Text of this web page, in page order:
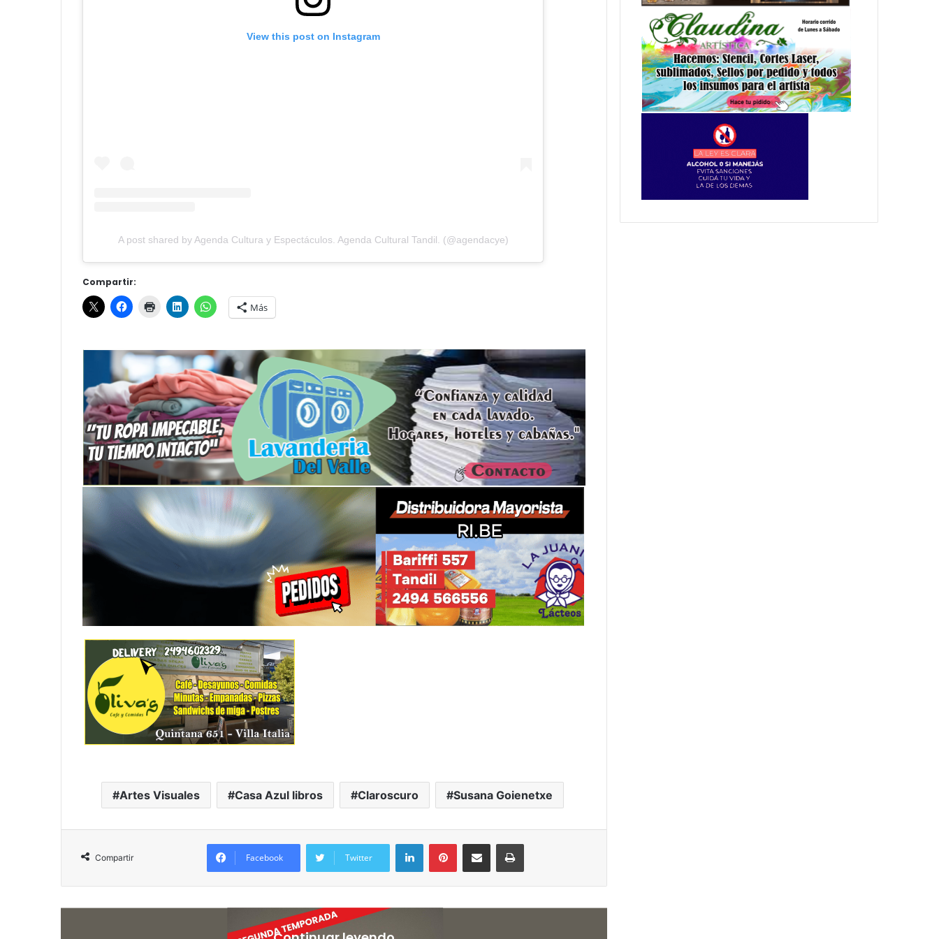
View this post on Instagram
A post shared by Agenda Cultura y Espectáculos. Agenda Cultural Tandil. (@agendacye)
Compartir:
Más
Artes Visuales Casa Azul libros Claroscuro Susana Goienetxe
Compartir Facebook Twitter